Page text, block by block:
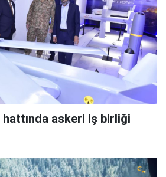
askeri iş birliği